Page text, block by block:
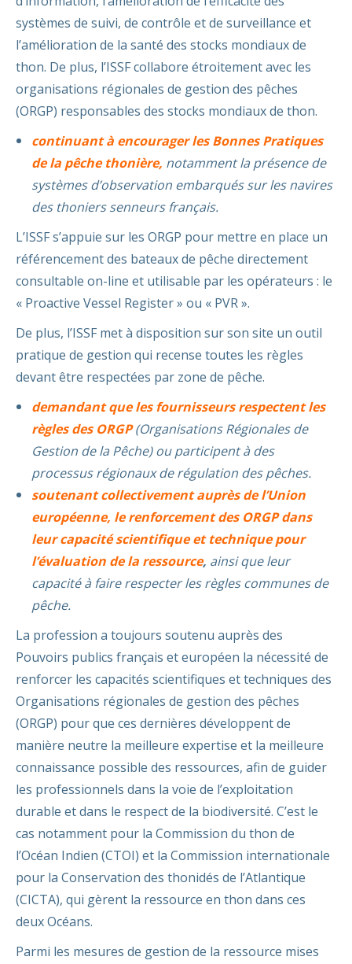
systèmes de suivi, de contrôle et de surveillance et
l’amélioration de la santé des stocks mondiaux de
thon. De plus, l’ISSF collabore étroitement avec les
organisations régionales de gestion des pêches
(ORGP) responsables des stocks mondiaux de thon.
continuant à encourager les Bonnes Pratiques
de la pêche thonière, notamment la présence de
systèmes d’observation embarqués sur les navires
des thoniers senneurs français.
L’ISSF s’appuie sur les ORGP pour mettre en place un
référencement des bateaux de pêche directement
consultable on-line et utilisable par les opérateurs : le
« Proactive Vessel Register » ou « PVR ».
De plus, l’ISSF met à disposition sur son site un outil
pratique de gestion qui recense toutes les règles
devant être respectées par zone de pêche.
demandant que les fournisseurs respectent les
règles des ORGP(Organisations Régionales de
Gestion de la Pêche) ou participent à des
processus régionaux de régulation des pêches.
soutenant collectivement auprès de l’Union
européenne, le renforcement des ORGP dans
leur capacité scientifique et technique pour
l’évaluation de la ressource, ainsi que leur
capacité à faire respecter les règles communes de
pêche.
La profession a toujours soutenu auprès des
Pouvoirs publics français et européen la nécessité de
renforcer les capacités scientifiques et techniques des
Organisations régionales de gestion des pêches
(ORGP) pour que ces dernières développent de
manière neutre la meilleure expertise et la meilleure
connaissance possible des ressources, afin de guider
les professionnels dans la voie de l’exploitation
durable et dans le respect de la biodiversité. C’est le
cas notamment pour la Commission du thon de
l’Océan Indien (CTOI) et la Commission internationale
pour la Conservation des thonidés de l’Atlantique
(CICTA), qui gèrent la ressource en thon dans ces
deux Océans.
Parmi les mesures de gestion de la ressource mises